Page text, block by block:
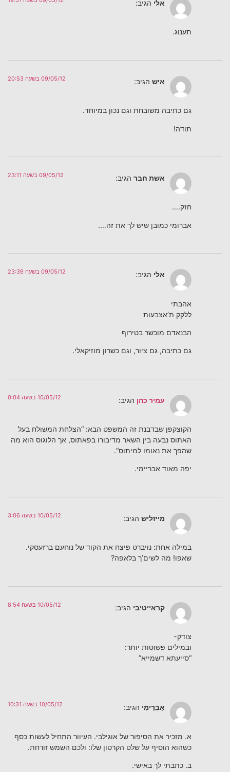
אלי הגיב:
תענוג.
איש הגיב: 09/05/12 בשעה 20:53
גם כתיבה משובחת וגם נכון במיוחד.
תודה!
אשת חבר הגיב: 09/05/12 בשעה 23:11
חזק….
אברומי כמובן שיש לך את זה….
אלי הגיב: 09/05/12 בשעה 23:39
אהבתי
ללקק ת’אצבעות
הבנאדם מוכשר בטירוף
גם כתיבה, גם ציור, וגם כשרון מוזיקאלי.
עמיר כהן הגיב: 10/05/12 בשעה 0:04
הקוצקפן שבדבנת זה המשפט הבא: “הצלחת המשולח בעל
האתוס נבעה בין השאר מדיבורו בפאתוס, אך הלוגוס הוא מה
שהפך את נאומו למיתוס”.
יפה מאוד אבריימי.
מייזליש הגיב: 10/05/12 בשעה 3:06
במילה אחת: נויברט פיצח את הקוד של נוחעם ברזעסקי.
שאפו! מה לשים’ך בלאפה?
קראייטיבי הגיב: 10/05/12 בשעה 8:54
צודק-
ובמילים פשוטות יותר:
“סייעתא דשמייא”
אַבְרֵימִי הגיב: 10/05/12 בשעה 10:31
א. מזכיר את הסיפור של אוגילבי. העיוור התחיל לעשות כסף
כשהוא הוסיף על שלט הקרטון שלו: ולכם השמש זורחת.
ב. כתבתי לך באישי.